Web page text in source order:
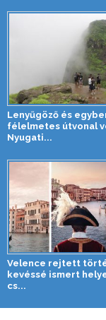
Lenyűgöző és
félelmetes útvonal
Nyugati...
Velence rejtett
kevéssé ismert
cs...